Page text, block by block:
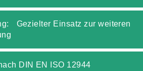
Gezielter Einsatz zur weiteren
DIN EN ISO 12944